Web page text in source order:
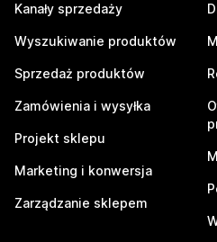
Kanały sprzedaży
Wyszukiwanie produktów
Sprzedaż produktów
Zamówienia i wysyłka
Projekt sklepu
Marketing i konwersja
Zarządzanie sklepem